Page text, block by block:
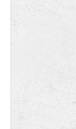
„Kavica